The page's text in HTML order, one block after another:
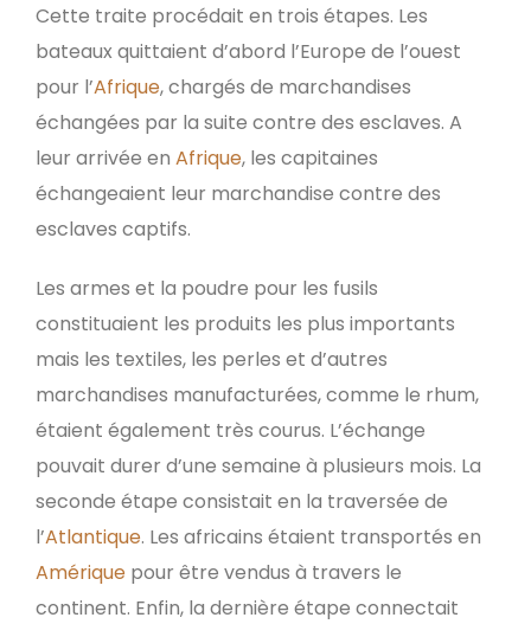
Cette traite procédait en trois étapes. Les
bateaux quittaient d’abord l’Europe de l’ouest
pour l’Afrique, chargés de marchandises
échangées par la suite contre des esclaves. A
leur arrivée en Afrique, les capitaines
échangeaient leur marchandise contre des
esclaves captifs.
Les armes et la poudre pour les fusils
constituaient les produits les plus importants
mais les textiles, les perles et d’autres
marchandises manufacturées, comme le rhum,
étaient également très courus. L’échange
pouvait durer d’une semaine à plusieurs mois. La
seconde étape consistait en la traversée de
l’Atlantique. Les africains étaient transportés en
Amérique pour être vendus à travers le
continent. Enfin, la dernière étape connectait